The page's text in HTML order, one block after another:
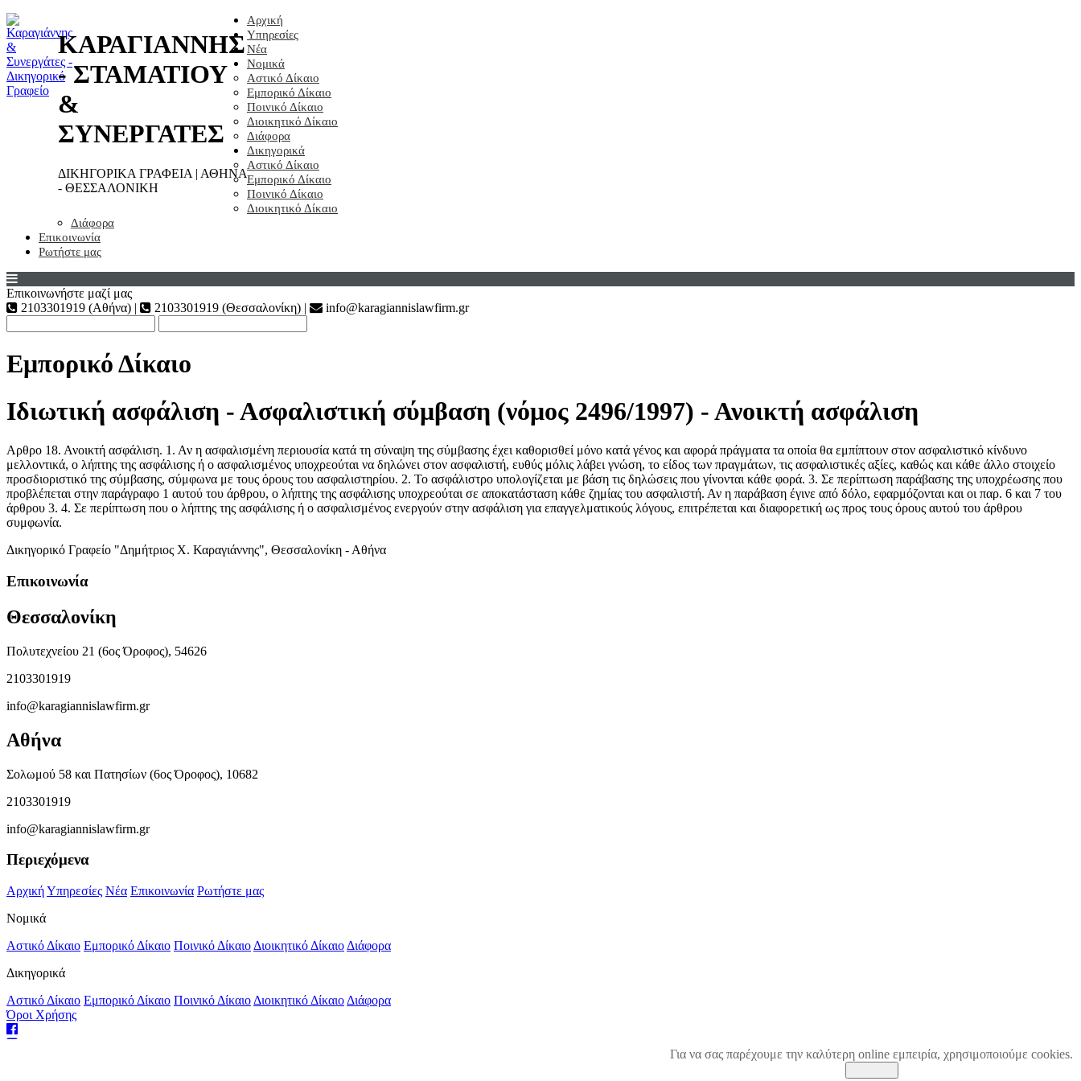
ΚΑΡΑΓΙΑΝΝΗΣ
- ΣΤΑΜΑΤΙΟΥ
&
ΣΥΝΕΡΓΑΤΕΣ
ΔΙΚΗΓΟΡΙΚΑ ΓΡΑΦΕΙΑ | ΑΘΗΝΑ
- ΘΕΣΣΑΛΟΝΙΚΗ
Αρχική
Υπηρεσίες
Νέα
Νομικά
Αστικό Δίκαιο
Εμπορικό Δίκαιο
Ποινικό Δίκαιο
Διοικητικό Δίκαιο
Διάφορα
Δικηγορικά
Αστικό Δίκαιο
Εμπορικό Δίκαιο
Ποινικό Δίκαιο
Διοικητικό Δίκαιο
Διάφορα
Επικοινωνία
Ρωτήστε μας
Επικοινωνήστε μαζί μας
2103301919 (Αθήνα) |
2103301919 (Θεσσαλονίκη) | info@karagiannislawfirm.gr
Εμπορικό Δίκαιο
Ιδιωτική ασφάλιση - Ασφαλιστική σύμβαση (νόμος 2496/1997) - Ανοικτή ασφάλιση
Αρθρο 18. Ανοικτή ασφάλιση. 1. Αν η ασφαλισμένη περιουσία κατά τη σύναψη της σύμβασης έχει καθορισθεί μόνο κατά γένος και αφορά πράγματα τα οποία θα εμπίπτουν στον ασφαλιστικό κίνδυνο
μελλοντικά, ο λήπτης της ασφάλισης ή ο ασφαλισμένος υποχρεούται να δηλώνει στον ασφαλιστή, ευθύς μόλις λάβει γνώση, το είδος των πραγμάτων, τις ασφαλιστικές αξίες, καθώς και κάθε άλλο στοιχείο
προσδιοριστικό της σύμβασης, σύμφωνα με τους όρους του ασφαλιστηρίου. 2. Το ασφάλιστρο υπολογίζεται με βάση τις δηλώσεις που γίνονται κάθε φορά. 3. Σε περίπτωση παράβασης της υποχρέωσης που
προβλέπεται στην παράγραφο 1 αυτού του άρθρου, ο λήπτης της ασφάλισης υποχρεούται σε αποκατάσταση κάθε ζημίας του ασφαλιστή. Αν η παράβαση έγινε από δόλο, εφαρμόζονται και οι παρ. 6 και 7 του
άρθρου 3. 4. Σε περίπτωση που ο λήπτης της ασφάλισης ή ο ασφαλισμένος ενεργούν στην ασφάλιση για επαγγελματικούς λόγους, επιτρέπεται και διαφορετική ως προς τους όρους αυτού του άρθρου
συμφωνία.
Δικηγορικό Γραφείο "Δημήτριος Χ. Καραγιάννης", Θεσσαλονίκη - Αθήνα
Επικοινωνία
Θεσσαλονίκη
Πολυτεχνείου 21 (6ος Όροφος), 54626
2103301919
info@karagiannislawfirm.gr
Αθήνα
Σολωμού 58 και Πατησίων (6ος Όροφος), 10682
2103301919
info@karagiannislawfirm.gr
Περιεχόμενα
ΑρχικήΥπηρεσίες Νέα Επικοινωνία Ρωτήστε μας
Νομικά
Αστικό Δίκαιο Εμπορικό Δίκαιο Ποινικό Δίκαιο Διοικητικό Δίκαιο Διάφορα
Δικηγορικά
Αστικό Δίκαιο Εμπορικό Δίκαιο Ποινικό Δίκαιο Διοικητικό Δίκαιο Διάφορα
Όροι Χρήσης
Για να σας παρέχουμε την καλύτερη online εμπειρία, χρησιμοποιούμε cookies.